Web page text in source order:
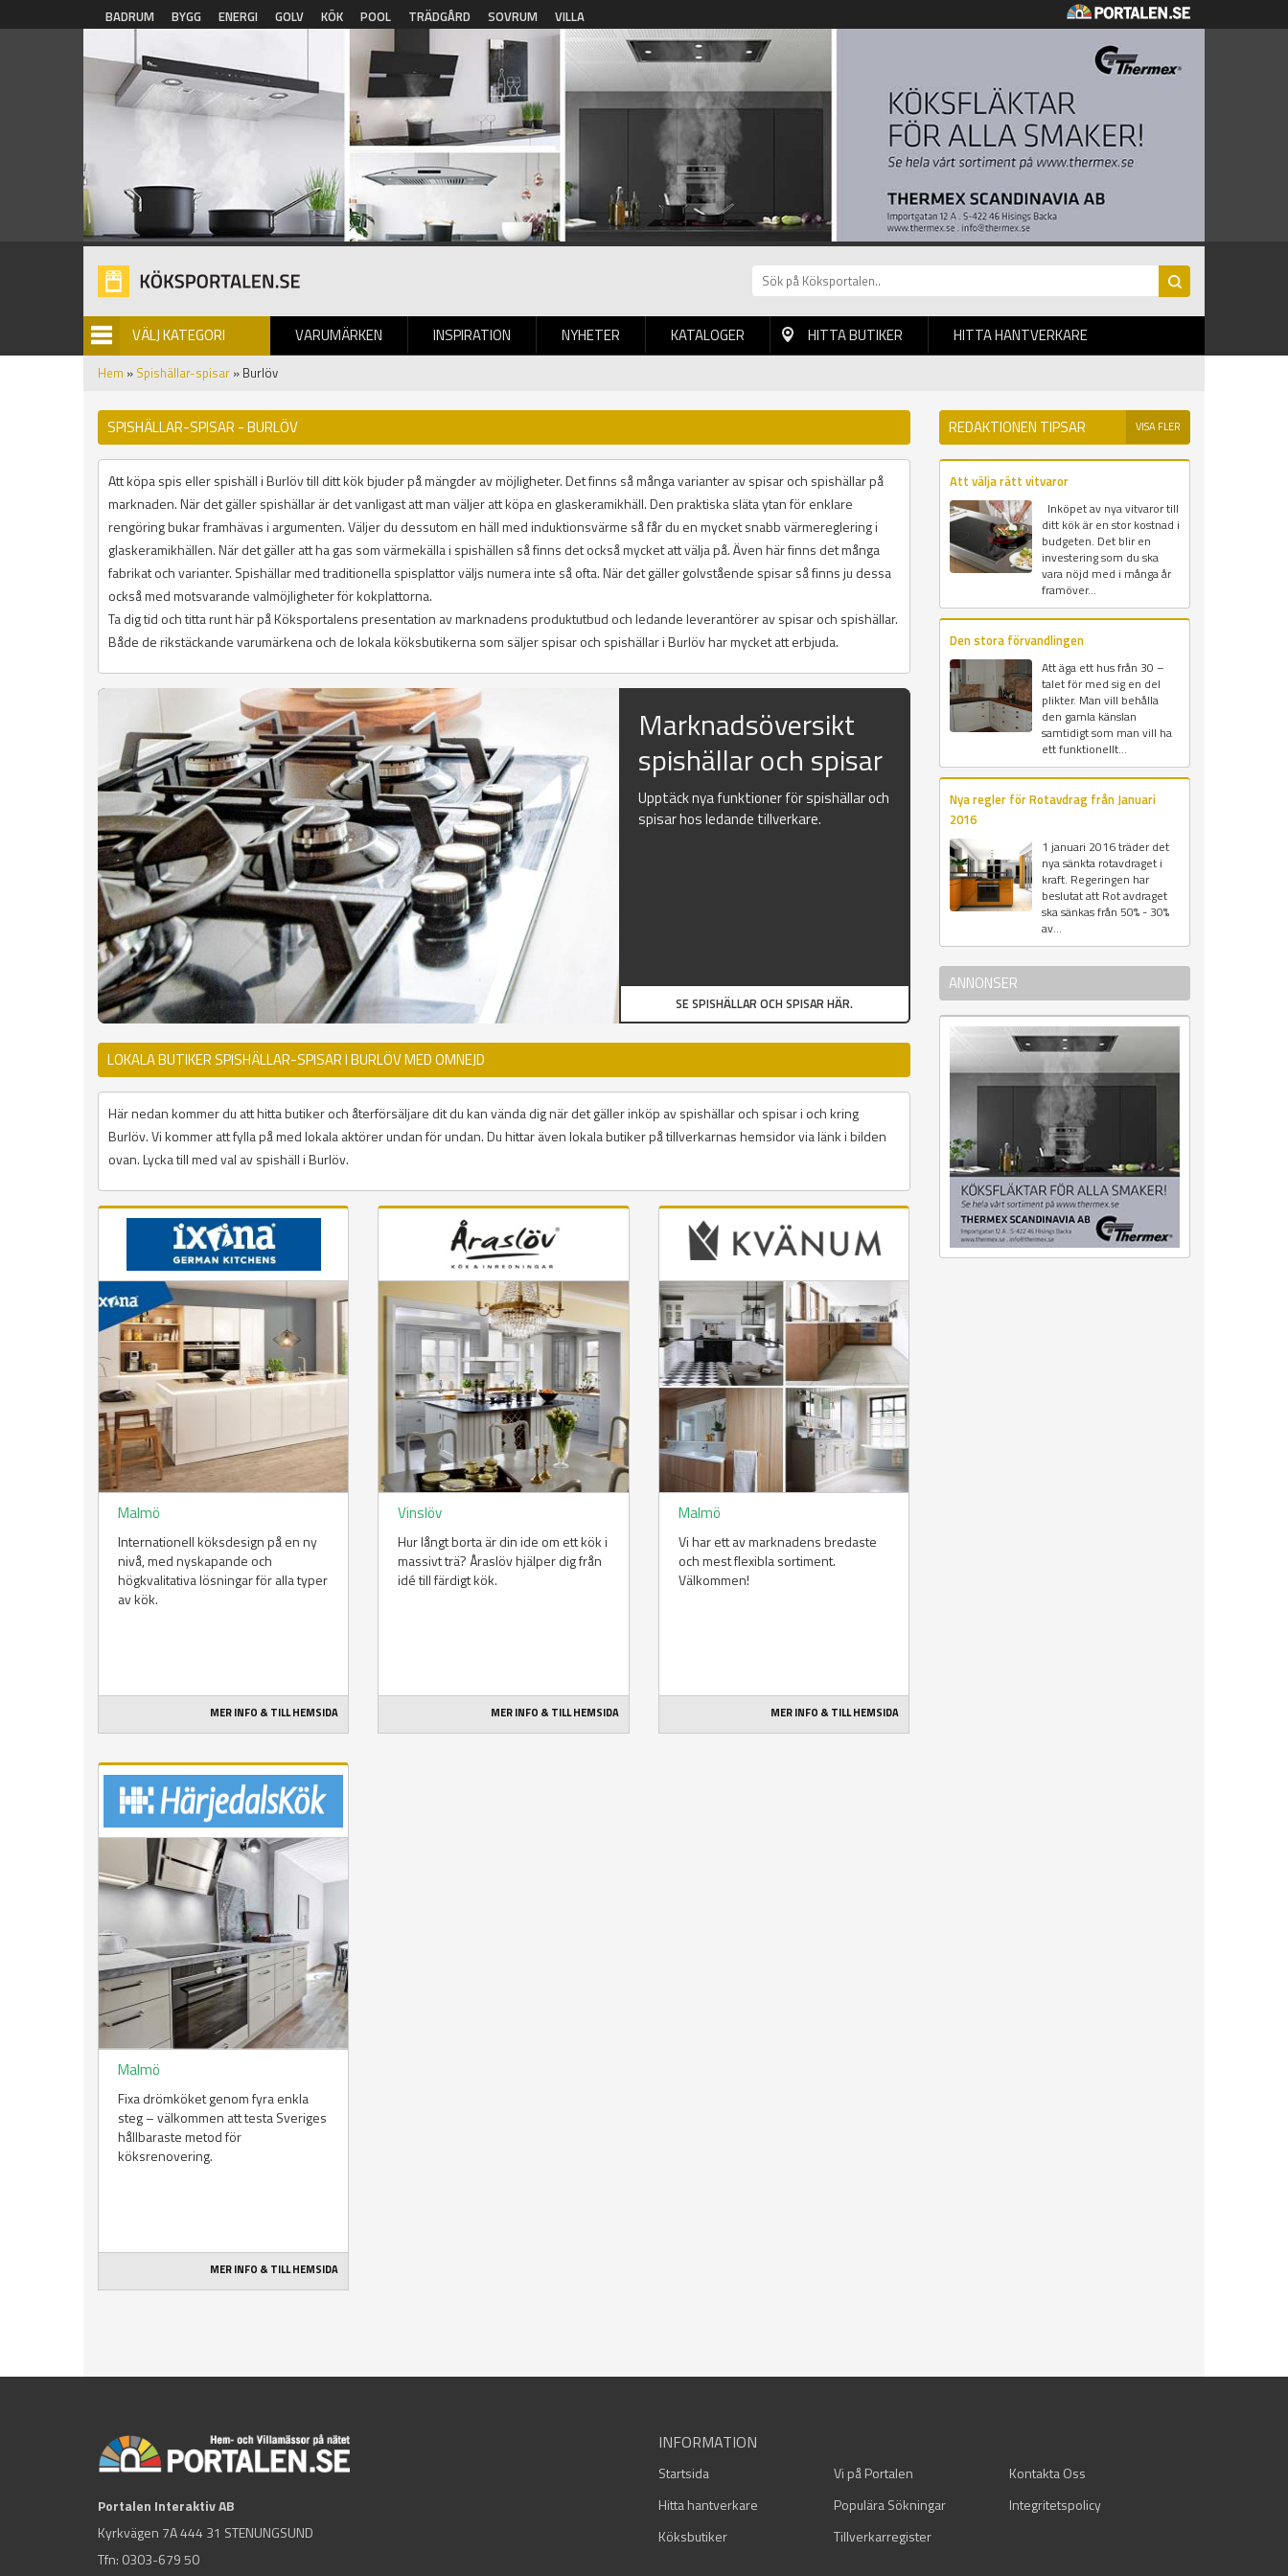
Hoppa till huvudinnehåll
BADRUM BYGG ENERGI GOLV KÖK POOL TRÄDGÅRD SOVRUM VILLA
VÄLJ KATEGORI VARUMÄRKEN INSPIRATION NYHETER
BILDGALLERI KATALOGER HITTA BUTIKER HITTA HANTVERKARE
Hem » Spishällar-spisar » Burlöv
SPISHÄLLAR-SPISAR - BURLÖV
Att köpa spis eller spishäll i Burlöv till ditt kök bjuder på mängder av möjligheter. Det finns så många varianter av spisar och spishällar på
marknaden. När det gäller spishällar är det vanligast att man väljer att köpa en glaskeramikhäll. Den praktiska släta ytan för enklare
rengöring bukar framhävas i argumenten. Väljer du dessutom en häll med induktionsvärme så får du en mycket snabb värmereglering i
glaskeramikhällen. När det gäller att ha gas som värmekälla i spishällen så finns det också mycket att välja på. Även här finns det många
fabrikat och varianter. Spishällar med traditionella spisplattor väljs numera inte så ofta. När det gäller golvstående spisar så finns ju dessa
också med motsvarande valmöjligheter för kokplattorna.
Ta dig tid och titta runt här på Köksportalens presentation av marknadens produktutbud och ledande leverantörer av spisar och spishällar.
Både de rikstäckande varumärkena och de lokala köksbutikerna som säljer spisar och spishällar i Burlöv har mycket att erbjuda.
Marknadsöversikt
spishällar och spisar
Upptäck nya funktioner för spishällar och
spisar hos ledande tillverkare.
SE SPISHÄLLAR OCH SPISAR HÄR.
LOKALA BUTIKER SPISHÄLLAR-SPISAR I BURLÖV MED OMNEJD
Här nedan kommer du att hitta butiker och återförsäljare dit du kan vända dig när det gäller inköp av spishällar och spisar i och kring
Burlöv. Vi kommer att fylla på med lokala aktörer undan för undan. Du hittar även lokala butiker på tillverkarnas hemsidor via länk i bilden
ovan. Lycka till med val av spishäll i Burlöv.
Malmö
Internationell köksdesign på en ny
nivå, med nyskapande och
högkvalitativa lösningar för alla typer
av kök.
MER INFO & TILL HEMSIDA
Vinslöv
Hur långt borta är din ide om ett kök i
massivt trä? Åraslöv hjälper dig från
idé till färdigt kök.
MER INFO & TILL HEMSIDA
Malmö
Vi har ett av marknadens bredaste
och mest flexibla sortiment.
Välkommen!
MER INFO & TILL HEMSIDA
Malmö
Fixa drömköket genom fyra enkla
steg – välkommen att testa Sveriges
hållbaraste metod för
köksrenovering.
MER INFO & TILL HEMSIDA
REDAKTIONEN TIPSAR VISA FLER
Att välja rätt vitvaror
Inköpet av nya vitvaror till
ditt kök är en stor kostnad i
budgeten. Det blir en
investering som du ska
vara nöjd med i många år
framöver...
Den stora förvandlingen
Att äga ett hus från 30 –
talet för med sig en del
plikter. Man vill behålla
den gamla känslan
samtidigt som man vill ha
ett funktionellt...
Nya regler för Rotavdrag från Januari
2016
1 januari 2016 träder det
nya sänkta rotavdraget i
kraft. Regeringen har
beslutat att Rot avdraget
ska sänkas från 50% - 30%
av...
ANNONSER
Portalen Interaktiv AB
Kyrkvägen 7A 444 31 STENUNGSUND
Tfn: 0303-679 50
INFORMATION
Startsida Vi på Portalen
Kontakta Oss
Hitta hantverkare
Populära Sökningar
Integritetspolicy
Köksbutiker
Tillverkarregister